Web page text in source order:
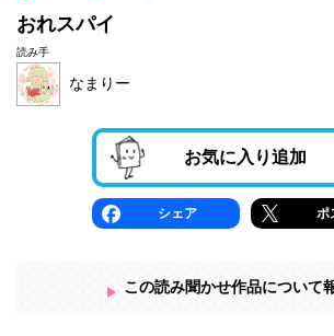
おれスパイ
読み手
なまりー
お気に入り追加
シェア ポ
この読み聞かせ作品について